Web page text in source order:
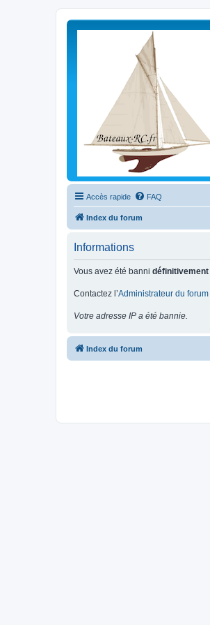
Accès rapide FAQ
Index du forum
Informations
Vous avez été banni définitivement
Contactez l’Administrateur du forum
Votre adresse IP a été bannie.
Index du forum